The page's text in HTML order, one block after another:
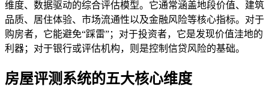
维度、数据驱动的综合评估模型。它通常涵盖地段价值、建筑
品质、居住体验、市场流通性以及金融风险等核心指标。对于
购房者，它能避免“踩雷”；对于投资者，它是发现价值洼地的
利器；对于银行或评估机构，则是控制信贷风险的基础。
房屋评测系统的五大核心维度